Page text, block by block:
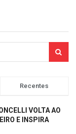
Recentes
VOLTA AO
E INSPIRA